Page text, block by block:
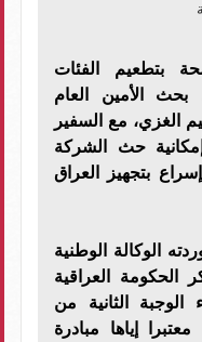
بتطعيم الفئات
بحث الأمين العام
الغزي، مع السفير
حث الشركة
بتجهيز العراق
الوكالة الوطنية
الحكومة العراقية
الوجبة الثانية من
إياها مبادرة